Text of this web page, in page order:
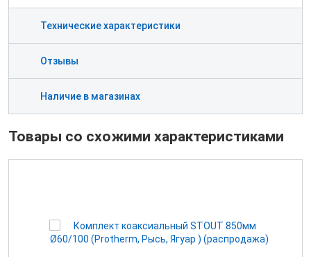
Технические характеристики
Отзывы
Наличие в магазинах
Товары со схожими характеристиками